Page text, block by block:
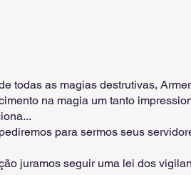
todas as magias destrutivas,
na magia um tanto
para sermos seus
juramos seguir uma lei dos